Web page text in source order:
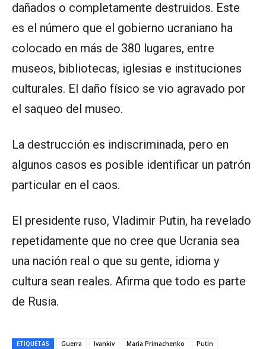
dañados o completamente destruidos. Este
es el número que el gobierno ucraniano ha
colocado en más de 380 lugares, entre
museos, bibliotecas, iglesias e instituciones
culturales. El daño físico se vio agravado por
el saqueo del museo.
La destrucción es indiscriminada, pero en
algunos casos es posible identificar un patrón
particular en el caos.
El presidente ruso, Vladimir Putin, ha revelado
repetidamente que no cree que Ucrania sea
una nación real o que su gente, idioma y
cultura sean reales. Afirma que todo es parte
de Rusia.
ETIQUETAS Guerra Ivankiv Maria Primachenko
Putin